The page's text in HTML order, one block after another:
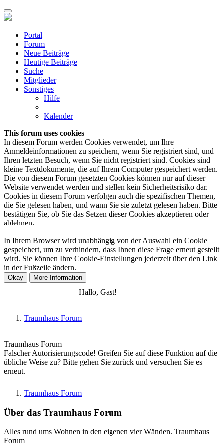
Portal
Forum
Neue Beiträge
Heutige Beiträge
Suche
Mitglieder
Sonstiges
Hilfe
Kalender
This forum uses cookies
In diesem Forum werden Cookies verwendet, um Ihre
Anmeldeinformationen zu speichern, wenn Sie registriert sind, und
Ihren letzten Besuch, wenn Sie nicht registriert sind. Cookies sind
kleine Textdokumente, die auf Ihrem Computer gespeichert werden.
Die von diesem Forum gesetzten Cookies können nur auf dieser
Website verwendet werden und stellen kein Sicherheitsrisiko dar.
Cookies in diesem Forum verfolgen auch die spezifischen Themen,
die Sie gelesen haben, und wann Sie sie zuletzt gelesen haben. Bitte
bestätigen Sie, ob Sie das Setzen dieser Cookies akzeptieren oder
ablehnen.
In Ihrem Browser wird unabhängig von der Auswahl ein Cookie
gespeichert, um zu verhindern, dass Ihnen diese Frage erneut gestellt
wird. Sie können Ihre Cookie-Einstellungen jederzeit über den Link
in der Fußzeile ändern.
Hallo, Gast!
Traumhaus Forum
Traumhaus Forum
Falscher Autorisierungscode! Greifen Sie auf diese Funktion auf die
übliche Weise zu? Bitte gehen Sie zurück und versuchen Sie es
erneut.
Traumhaus Forum
Über das Traumhaus Forum
Alles rund ums Wohnen in den eigenen vier Wänden. Traumhaus
Forum